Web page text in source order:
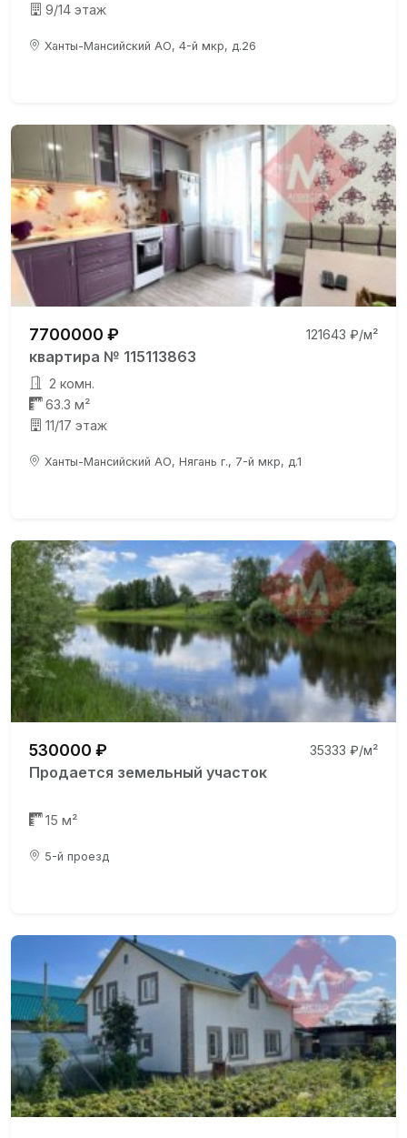
9/14 этаж
Ханты-Мансийский АО, 4-й мкр, д.26
7700000 ₽ 121643 ₽/м²
квартира № 115113863
2 комн.
63.3 м²
11/17 этаж
Ханты-Мансийский АО, Нягань г., 7-й мкр, д.1
530000 ₽ 35333 ₽/м²
Продается земельный участок
15 м²
5-й проезд